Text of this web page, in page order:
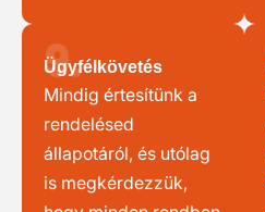
9.
Ügyfélkövetés
Mindig értesítünk a
rendelésed
állapotáról, és utólag
is megkérdezzük,